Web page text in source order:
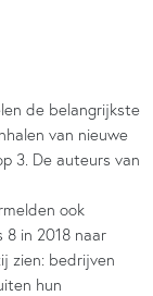
de belangrijkste
van nieuwe
3. De auteurs van
ook
in 2018 naar
zien: bedrijven
hun